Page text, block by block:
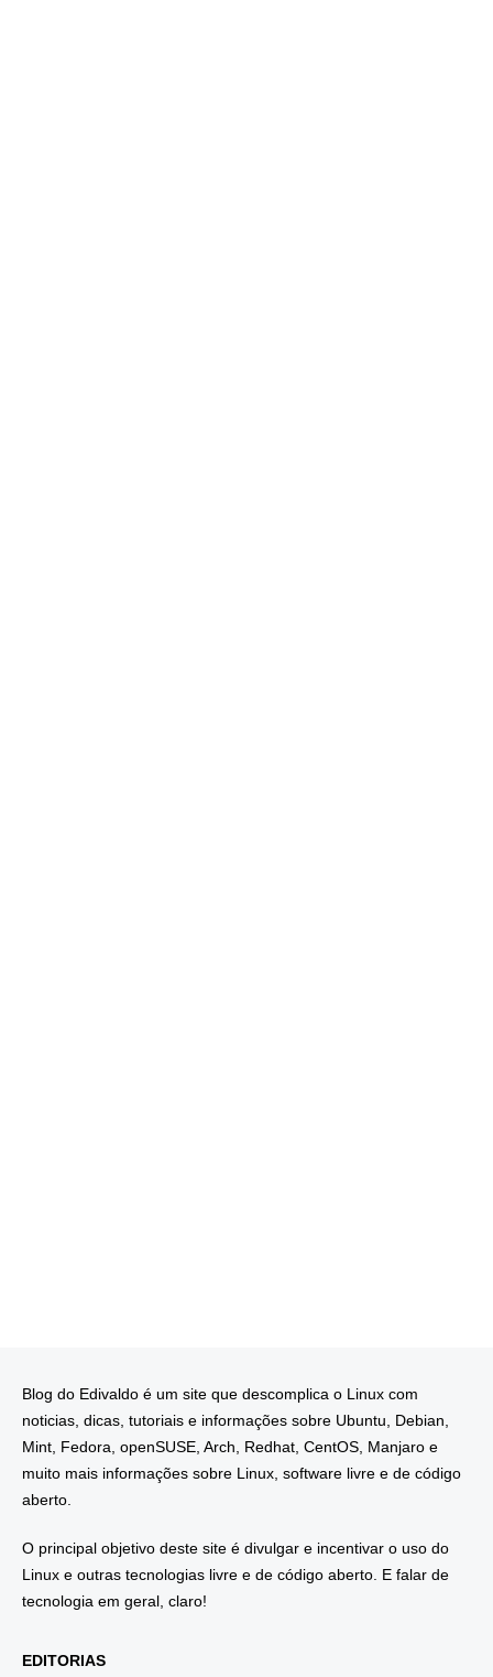
Blog do Edivaldo é um site que descomplica o Linux com
noticias, dicas, tutoriais e informações sobre Ubuntu, Debian,
Mint, Fedora, openSUSE, Arch, Redhat, CentOS, Manjaro e
muito mais informações sobre Linux, software livre e de código
aberto.
O principal objetivo deste site é divulgar e incentivar o uso do
Linux e outras tecnologias livre e de código aberto. E falar de
tecnologia em geral, claro!
EDITORIAS